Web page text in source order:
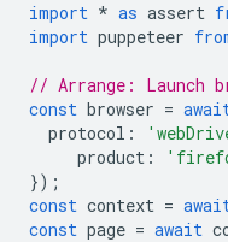
import * as assert
import puppeteer
// Arrange: Launch
const browser =
protocol :
product :
});
const context =
const page = await